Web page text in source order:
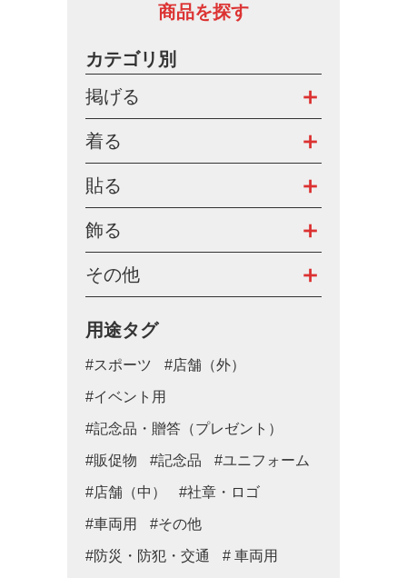
商品を探す
カテゴリ別
掲げる
着る
貼る
飾る
その他
用途タグ
#スポーツ #店舗（外）
#イベント用
#記念品・贈答（プレゼント）
#販促物 #記念品 #ユニフォーム
#店舗（中） #社章・ロゴ
#車両用 #その他
#防災・防犯・交通 # 車両用